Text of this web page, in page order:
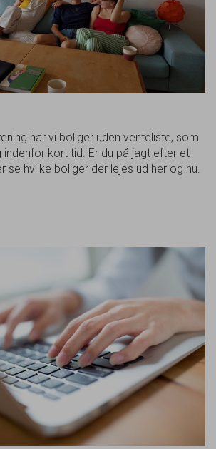
har vi boliger uden venteliste, som
indenfor kort tid. Er du på jagt efter et
se hvilke boliger der lejes ud her og nu.